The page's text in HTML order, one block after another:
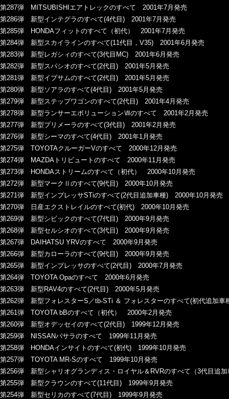
第287弾 MITSUBISHIエアトレックのすべて 2001年7月発売
第286弾 新型インテグラのすべて(4代目) 2001年7月発売
第285弾 HONDAフィットのすべて（初代） 2001年7月発売
第284弾 新型スカイラインのすべて(11代目，V35) 2001年6月発売
第283弾 新型レガシィのすべて(3代目MC) 2001年6月発売
第282弾 新型スパシオのすべて(2代目) 2001年5月発売
第281弾 新型イプサムのすべて(2代目) 2001年5月発売
第280弾 新型ソアラのすべて(4代目) 2001年5月発売
第279弾 新型ステップワゴンのすべて(2代目) 2001年4月発売
第278弾 新型ランサーエボリューションⅦのすべて 2001年2月発売
第277弾 新型プリメーラのすべて(3代目) 2001年2月発売
第276弾 新型シーマのすべて(4代目) 2001年1月発売
第275弾 TOYOTAクルーガーVのすべて 2000年12月発売
第274弾 MAZDAトリビュートのすべて 2000年11月発売
第273弾 HONDAストリームのすべて（初代） 2000年10月発売
第272弾 新型マークⅡのすべて(9代目) 2000年10月発売
第271弾 新型インプレッサSTiのすべて(2代目追加車種) 2000年10月発売
第270弾 日産エクストレイルのすべて(初代) 2000年10月発売
第269弾 新型シビックのすべて(7代目) 2000年9月発売
第268弾 新型セルシオのすべて(3代目) 2000年9月発売
第267弾 DAIHATSU YRVのすべて 2000年9月発売
第266弾 新型カローラのすべて(9代目) 2000年9月発売
第265弾 新型インプレッサのすべて(2代目) 2000年7月発売
第264弾 TOYOTA Opaのすべて 2000年6月発売
第263弾 新型RAV4のすべて(2代目) 2000年5月発売
第262弾 新型フォレスターS／tb-STi ＆ フォレスターのすべて(初代追加
第261弾 TOYOTA bBのすべて（初代） 2000年2月発売
第260弾 新型オデッセイのすべて(2代目) 1999年12月発売
第259弾 NISSANバサラのすべて 1999年11月発売
第258弾 HONDAインサイトのすべて(初代) 1999年10月発売
第257弾 TOYOTA MR-Sのすべて 1999年10月発売
第256弾 新型シャリオグランディス・ロイヤル＆RVRのすべて（3代目追
第255弾 新型クラウンのすべて(11代目) 1999年9月発売
第254弾 新型セリカのすべて(7代目) 1999年9月発売